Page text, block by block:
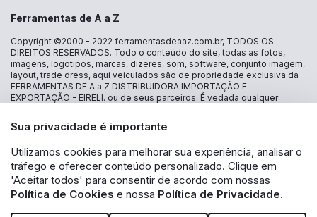
Sua privacidade é importante
Utilizamos cookies para melhorar sua experiência, analisar o
tráfego e oferecer conteúdo personalizado. Clique em
'Aceitar todos' para consentir de acordo com nossas
Política de Cookies e nossa Política de Privacidade.
Ferramentas de A a Z
Copyright ©2000 - 2022 ferramentasdeaaz.com.br, TODOS OS
DIREITOS RESERVADOS. Todo o conteúdo do site, todas as fotos,
imagens, logotipos, marcas, dizeres, som, software, conjunto imagem,
layout, trade dress, aqui veiculados são de propriedade exclusiva da
FERRAMENTAS DE A a Z DISTRIBUIDORA IMPORTAÇÃO E
EXPORTAÇÃO - EIRELI. ou de seus parceiros. É vedada qualquer
expressa autorização. A violação de qualquer direito mencionado
implicará na responsabilização cível e criminal nos termos da Lei.
EXPORTAÇÃO - EIRELI - CNPJ: 30.356.735/0001-13 - Estrada das
Lágrimas 1986 loja 16 - Jd São Caetano - São Caetano do Sul - SP CEP
09580-500 - A inclusão no carrinho não garante o preço e/ou a
disponibilidade do produto. Caso os produtos apresentem
divergências de valores, o preço válido é o exibido na tela de